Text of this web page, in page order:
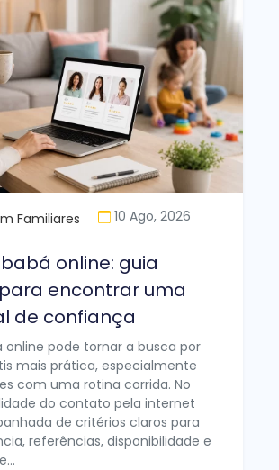
Familiares 10 Ago, 2026
online: guia
encontrar uma
de confiança
pode tornar a busca por
mais prática, especialmente
com uma rotina corrida. No
do contato pela internet
de critérios claros para
referências, disponibilidade e